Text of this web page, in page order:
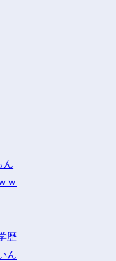
ん
ｗ
歴
ん